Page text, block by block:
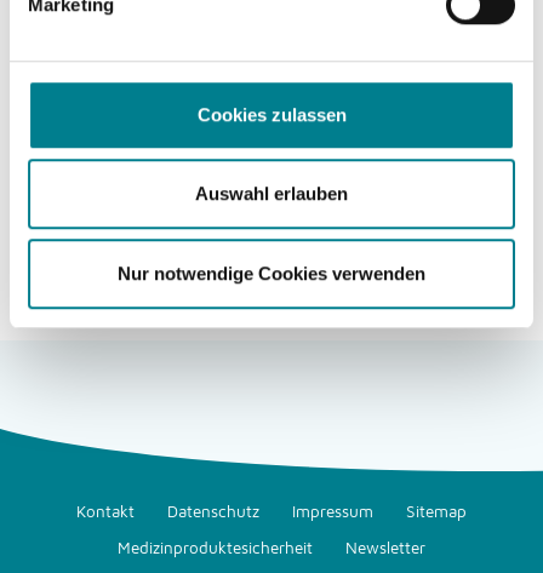
Cookies zulassen
Auswahl erlauben
Nur notwendige Cookies verwenden
Wir schreiben den 12. November 2016. Ein trüber
Ettlingenweier. 120 Zuschauer begutachten die Landesliga-
Partie des gastgebenden FVE gegen den FC Spöck. Mitten in
Weiterlesen
Kontakt Datenschutz Impressum
Sitemap
Medizinproduktesicherheit
Newsletter